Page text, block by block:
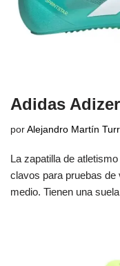
Adidas
por Alejandro Martín
La zapatilla de
clavos para pruebas de
medio. Tienen una